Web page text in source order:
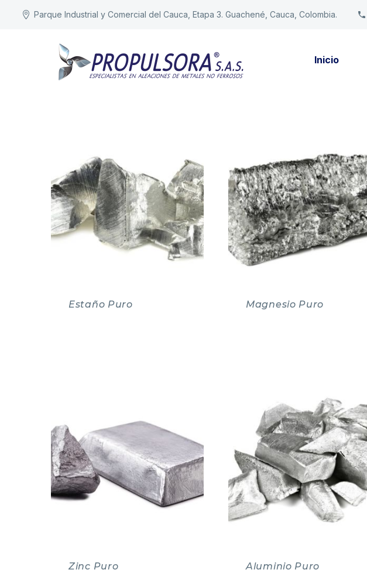
Parque Industrial y Comercial del Cauca, Etapa 3. Guachené, Cauca, Colombia.
Inicio
Estaño Puro Magnesio Puro
Zinc Puro Aluminio Puro